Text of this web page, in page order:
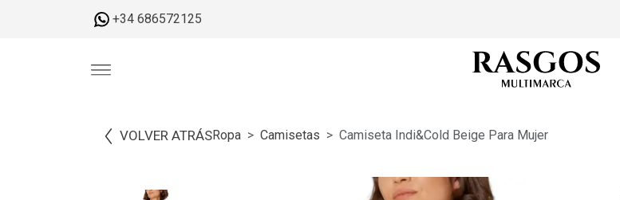
+34 686572125
VOLVER ATRÁSRopa Camisetas Camiseta Indi&cold Beige Para Mujer